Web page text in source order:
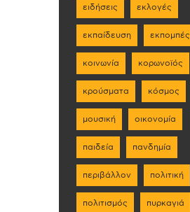
ειδήσεις εκλογές
εκπαίδευση εκπομπές
κοινωνία κορωνοϊός
κρούσματα κόσμος
μουσική οικονομία
παιδεία πανδημία
περιβάλλον πολιτική
πολιτισμός πυρκαγιά